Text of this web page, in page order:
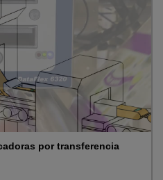
por transferencia